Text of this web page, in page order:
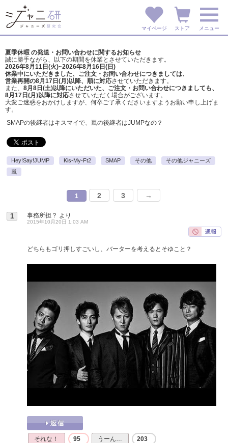
マイページ ストア メニュー
夏季休暇 の発送・お問い合わせに関するお知らせ
誠に勝手ながら、以下の期間を休業とさせていただきます。
2026年8月11日(火)~2026年8月16日(日)
休業中にいただきました、ご注文・お問い合わせにつきましては、
営業再開の8月17日(月)以降、順に対応させていただきます。
また、 8月8日(土)以降にいただいた、ご注文・ お問い合わせにつきましても、
8月17日(月)以降に対応させていただく場合がございます。
大変ご迷惑をおかけしますが、 何卒ご了承くださいますようお願い申し上げま
す。
SMAPの後継者はキスマイで、嵐の後継者はJUMPなの？
Hey!Say!JUMP Kis-My-Ft2 SMAP その他
その他ジャニーズ
嵐
1 2 3 →
1 事務所担？ より
2015年10月20日 1:03 AM
どちらもゴリ押しすごいし、バーターを考えるとそゆこと？
それな！ 95 うーん… 203